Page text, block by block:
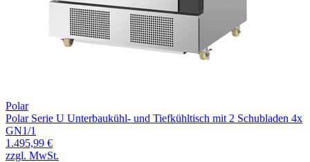
Polar
Polar Serie U Unterbaukühl- und Tiefkühltisch mit 2 Schubladen 4x
GN1/1
1.495,99 €
zzgl. MwSt.